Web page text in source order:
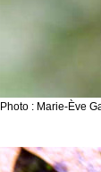
Photo : Marie-Ève